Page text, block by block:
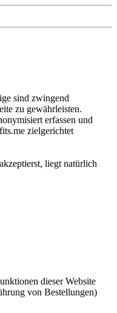
sind zwingend
zu gewährleisten.
erfassen und
zielgerichtet
liegt natürlich
dieser Website
von Bestellungen)